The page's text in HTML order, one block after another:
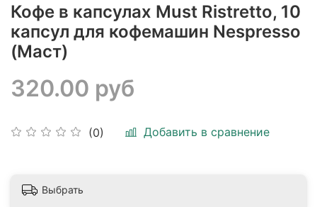
Кофе в капсулах Must Ristretto, 10
капсул для кофемашин Nespresso
(Маст)
(0) Добавить в сравнение
320.00 руб
Выбрать